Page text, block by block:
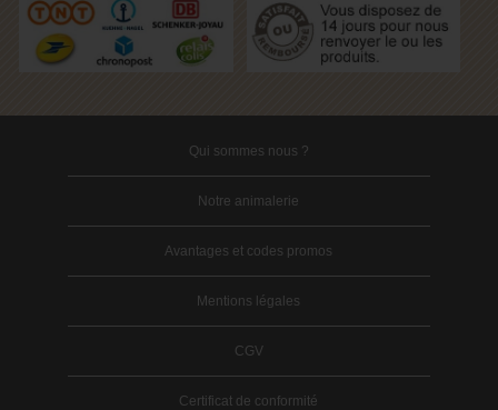
Qui sommes nous ?
Notre animalerie
Avantages et codes promos
Mentions légales
CGV
Certificat de conformité